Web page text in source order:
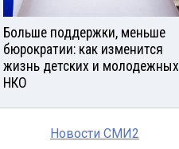
Больше поддержки, меньше
бюрократии: как изменится
жизнь детских и молодежных
НКО
Новости СМИ2